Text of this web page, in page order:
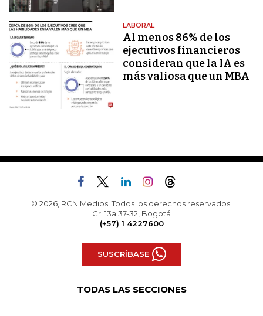
LABORAL
Al menos 86% de los
ejecutivos financieros
consideran que la IA es
más valiosa que un MBA
© 2026, RCN Medios. Todos los derechos reservados.
Cr. 13a 37-32, Bogotá
(+57) 1 4227600
SUSCRÍBASE
TODAS LAS SECCIONES